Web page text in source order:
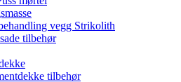
vegg Strikolith
tilbehør
tilbehør